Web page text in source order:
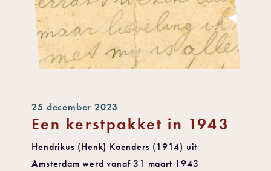
25 december 2023
Een kerstpakket in 1943
Hendrikus (Henk) Koenders (1914) uit
Amsterdam werd vanaf 31 maart 1943